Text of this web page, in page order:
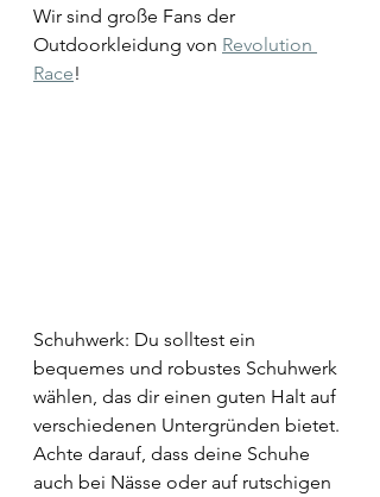
Wir sind große Fans der
Outdoorkleidung von Revolution
Race!
Schuhwerk: Du solltest ein
bequemes und robustes Schuhwerk
wählen, das dir einen guten Halt auf
verschiedenen Untergründen bietet.
Achte darauf, dass deine Schuhe
auch bei Nässe oder auf rutschigen